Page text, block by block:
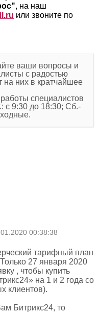
, на наш
или звоните по
ваши вопросы и
с радостью
на них в кратчайшее
специалистов
с 9:30 до 18:30; Сб.-
00:38:38
тарифный план
27 января 2020
, чтобы купить
на 1 и 2 года со
клиентов).
Битрикс24, то